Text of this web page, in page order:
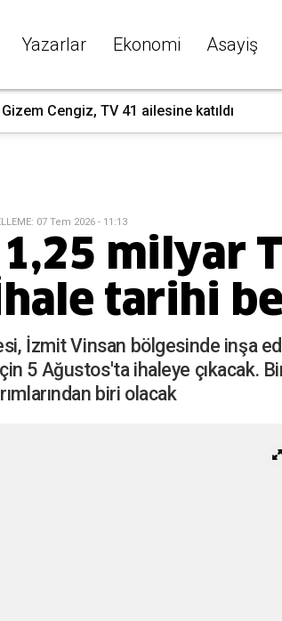
Yazarlar Ekonomi Asayiş
Gizem Cengiz, TV 41 ailesine katıldı
: 07 Tem 2026 - 11:13
1,25 milyar
tarihi
İzmit Vinsan bölgesinde inşa
5 Ağustos'ta ihaleye çıkacak.
biri olacak